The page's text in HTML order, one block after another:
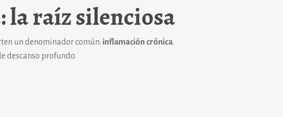
raíz silenciosa
un denominador común: inflamación crónica.
descanso profundo.